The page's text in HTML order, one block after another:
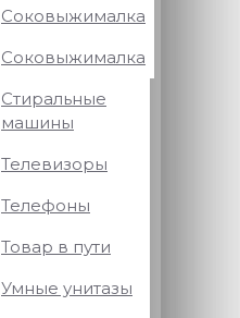
Соковыжималка
Соковыжималка
Стиральные
машины
Телевизоры
Телефоны
Товар в пути
Умные унитазы